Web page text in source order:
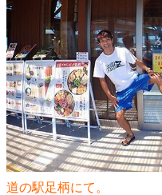
道の駅足柄にて。